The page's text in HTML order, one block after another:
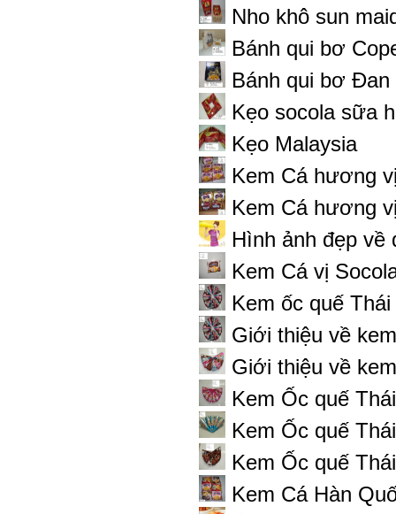
Nho khô sun
Bánh qui bơ
Bánh qui bơ Đan
Kẹo socola sữa
Kẹo Malaysia
Kem Cá hương
Kem Cá hương
Hình ảnh đẹp về
Kem Cá vị
Kem ốc quế Thái
Giới thiệu về
Giới thiệu về
Kem Ốc quế
Kem Ốc quế
Kem Ốc quế
Kem Cá Hàn